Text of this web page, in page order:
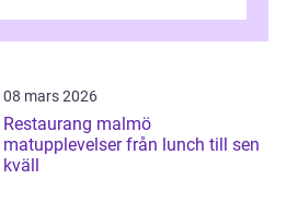
08 mars 2026
Restaurang malmö
matupplevelser från lunch till sen
kväll